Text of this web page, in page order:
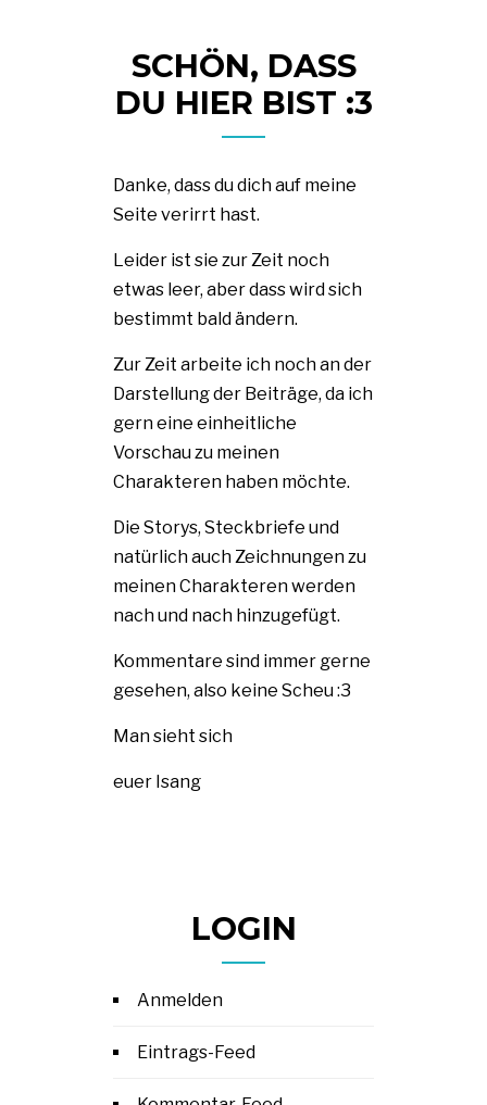
SCHÖN, DASS
DU HIER BIST :3
Danke, dass du dich auf meine
Seite verirrt hast.
Leider ist sie zur Zeit noch
etwas leer, aber dass wird sich
bestimmt bald ändern.
Zur Zeit arbeite ich noch an der
Darstellung der Beiträge, da ich
gern eine einheitliche
Vorschau zu meinen
Charakteren haben möchte.
Die Storys, Steckbriefe und
natürlich auch Zeichnungen zu
meinen Charakteren werden
nach und nach hinzugefügt.
Kommentare sind immer gerne
gesehen, also keine Scheu :3
Man sieht sich
euer Isang
LOGIN
Anmelden
Eintrags-Feed